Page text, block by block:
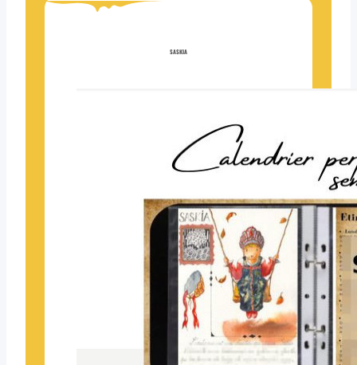
SASKIA